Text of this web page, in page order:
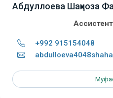
Абдуллоева Шаҳноза
+992 915154048